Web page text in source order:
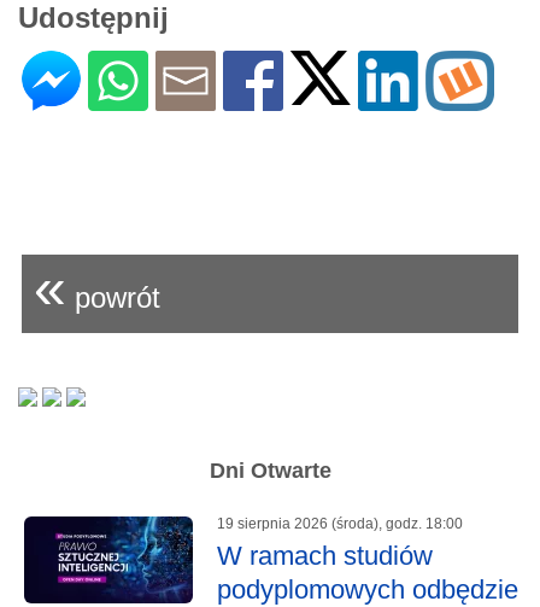
Udostępnij
« powrót
Dni Otwarte
19 sierpnia 2026 (środa), godz. 18:00
W ramach studiów
podyplomowych odbędzie